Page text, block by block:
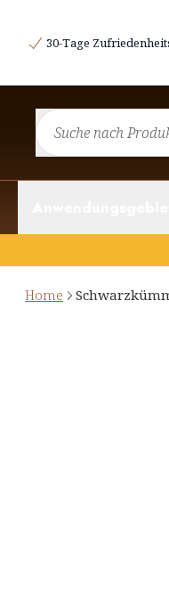
30-Tage
Home